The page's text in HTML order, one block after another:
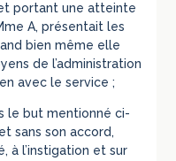
portant une atteinte
A, présentait les
bien même elle
de l’administration
avec le service ;
le but mentionné ci-
sans son accord,
à l’instigation et sur